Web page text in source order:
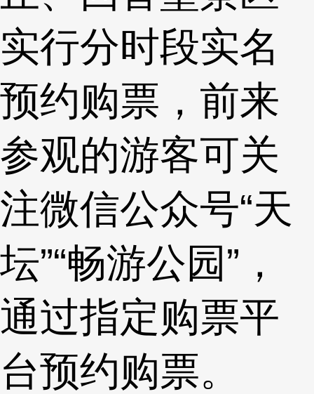
实行分时段实名
预约购票，前来
参观的游客可关
注微信公众号“天
坛”“畅游公园”，
通过指定购票平
台预约购票。